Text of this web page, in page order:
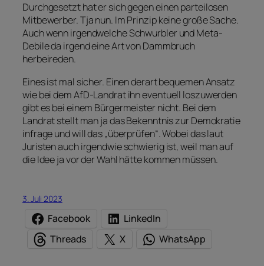
Durchgesetzt hat er sich gegen einen parteilosen
Mitbewerber. Tja nun. Im Prinzip keine große Sache.
Auch wenn irgendwelche Schwurbler und Meta-
Debile da irgend eine Art von Dammbruch
herbeireden.
Eines ist mal sicher. Einen derart bequemen Ansatz
wie bei dem AfD-Landrat ihn eventuell loszuwerden
gibt es bei einem Bürgermeister nicht. Bei dem
Landrat stellt man ja das Bekenntnis zur Demokratie
infrage und will das „überprüfen“. Wobei das laut
Juristen auch irgendwie schwierig ist, weil man auf
die Idee ja vor der Wahl hätte kommen müssen.
3. Juli 2023
Facebook
LinkedIn
Threads
X WhatsApp